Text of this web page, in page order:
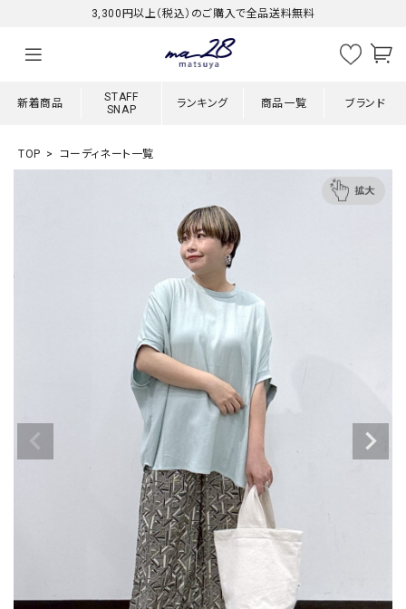
3,300円以上（税込）のご購入で全品送料無料
新着商品
STAFF
SNAP
ランキング 商品一覧 ブランド
TOP コーディネート一覧